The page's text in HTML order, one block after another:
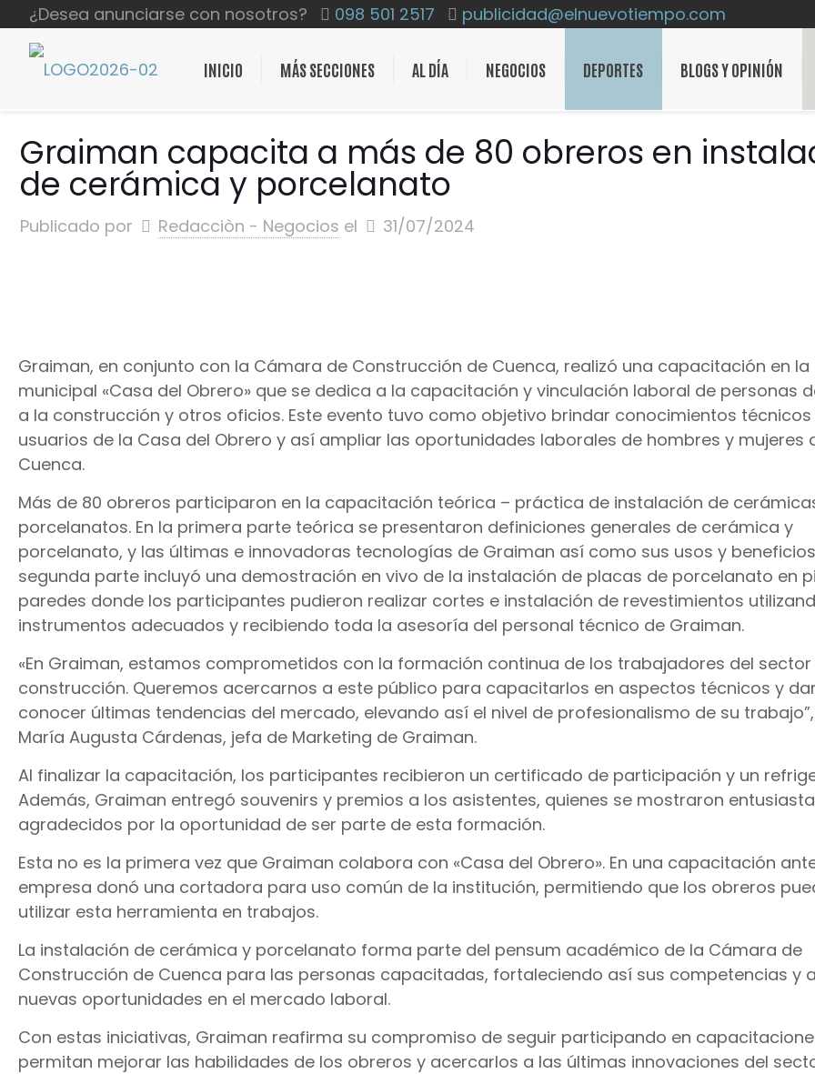
¿Desea anunciarse con nosotros? 098 501 2517 publicidad@elnuevotiempo.com
INICIO MÁS SECCIONES AL DÍA NEGOCIOS DEPORTES BLOGS Y OPINIÓN
Graiman capacita a más de 80 obreros en
de cerámica y porcelanato
Publicado por Redacciòn - Negocios el 31/07/2024
Graiman, en conjunto con la Cámara de Construcción de Cuenca, realizó una capacitación en
municipal «Casa del Obrero» que se dedica a la capacitación y vinculación laboral de personas
a la construcción y otros oficios. Este evento tuvo como objetivo brindar conocimientos técnicos
usuarios de la Casa del Obrero y así ampliar las oportunidades laborales de hombres y mujeres
Cuenca.
Más de 80 obreros participaron en la capacitación teórica – práctica de instalación de
porcelanatos. En la primera parte teórica se presentaron definiciones generales de cerámica y
porcelanato, y las últimas e innovadoras tecnologías de Graiman así como sus usos y
segunda parte incluyó una demostración en vivo de la instalación de placas de porcelanato en
paredes donde los participantes pudieron realizar cortes e instalación de revestimientos
instrumentos adecuados y recibiendo toda la asesoría del personal técnico de Graiman.
«En Graiman, estamos comprometidos con la formación continua de los trabajadores del sector
construcción. Queremos acercarnos a este público para capacitarlos en aspectos técnicos y
conocer últimas tendencias del mercado, elevando así el nivel de profesionalismo de su
María Augusta Cárdenas, jefa de Marketing de Graiman.
Al finalizar la capacitación, los participantes recibieron un certificado de participación y un
Además, Graiman entregó souvenirs y premios a los asistentes, quienes se mostraron
agradecidos por la oportunidad de ser parte de esta formación.
Esta no es la primera vez que Graiman colabora con «Casa del Obrero». En una capacitación
empresa donó una cortadora para uso común de la institución, permitiendo que los obreros
utilizar esta herramienta en trabajos.
La instalación de cerámica y porcelanato forma parte del pensum académico de la Cámara de
Construcción de Cuenca para las personas capacitadas, fortaleciendo así sus competencias y
nuevas oportunidades en el mercado laboral.
Con estas iniciativas, Graiman reafirma su compromiso de seguir participando en
permitan mejorar las habilidades de los obreros y acercarlos a las últimas innovaciones del